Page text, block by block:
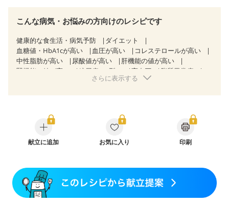
こんな病気・お悩みの方向けのレシピです
健康的な食生活・病気予防
ダイエット
血糖値・HbA1cが高い
血圧が高い
コレステロールが高い
中性脂肪が高い
尿酸値が高い
肝機能の値が高い
腎機能の値が高い
糖尿病（2型） 高血圧
脂質異常症
胃ポリープ
乳がん（ホルモン療法中）
乳がん（放射線治療中）
乳がん治療を終えた方・経過観察中の方など
骨粗しょう症
関節リウマチ
さらに表示する
献立に追加 お気に入り 印刷